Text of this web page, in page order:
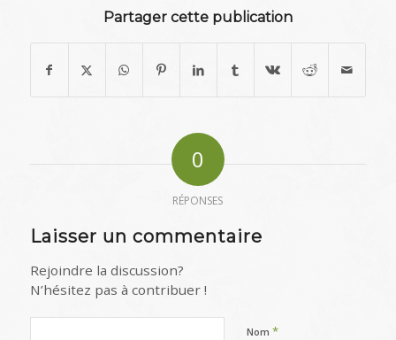
Partager cette publication
0
RÉPONSES
Laisser un commentaire
Rejoindre la discussion?
N’hésitez pas à contribuer !
Nom *